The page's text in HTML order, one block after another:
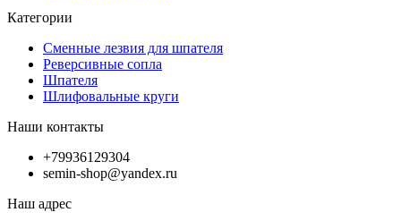
Категории
Сменные лезвия для шпателя
Реверсивные сопла
Шпателя
Шлифовальные круги
Наши контакты
+79936129304
semin-shop@yandex.ru
Наш адрес